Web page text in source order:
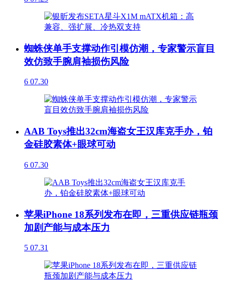
蜘蛛侠单手支撑动作引模仿潮，专家警示盲目
效仿致手腕肩袖损伤风险
6 07.30
AAB Toys推出32cm海盗女王汉库克手办，铂
金硅胶素体+眼球可动
6 07.30
苹果iPhone 18系列发布在即，三重供应链瓶颈
加剧产能与成本压力
5 07.31